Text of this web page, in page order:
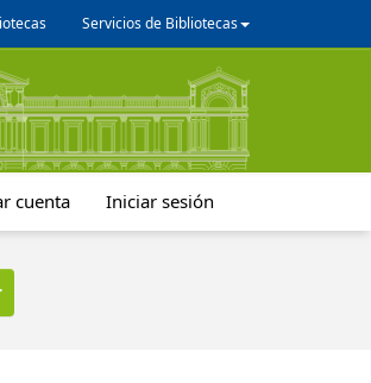
Servicios de Bibliotecas
cuenta Iniciar sesión